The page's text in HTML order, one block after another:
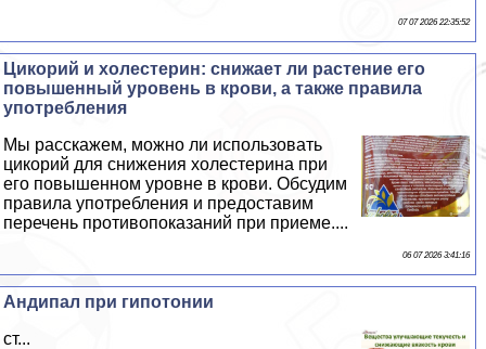
07 07 2026 22:35:52
Цикорий и холестерин: снижает ли растение его
повышенный уровень в крови, а также правила
употрeбления
Мы расскажем, можно ли использовать
цикорий для снижения холестерина при
его повышенном уровне в крови. Обсудим
правила употрeбления и предоставим
перечень противопоказаний при приеме....
06 07 2026 3:41:16
Андипал при гипотонии
ст...